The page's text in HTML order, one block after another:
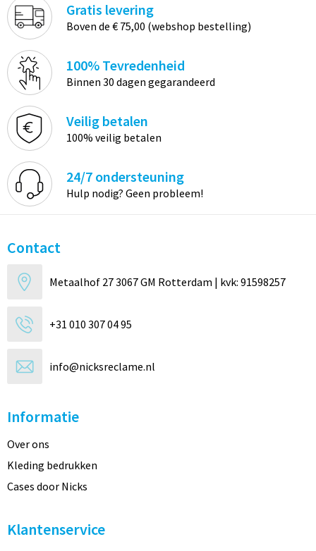
Gratis levering
Boven de € 75,00 (webshop bestelling)
100% Tevredenheid
Binnen 30 dagen gegarandeerd
Veilig betalen
100% veilig betalen
24/7 ondersteuning
Hulp nodig? Geen probleem!
Contact
Metaalhof 27 3067 GM Rotterdam | kvk: 91598257
+31 010 307 04 95
info@nicksreclame.nl
Informatie
Over ons
Kleding bedrukken
Cases door Nicks
Klantenservice